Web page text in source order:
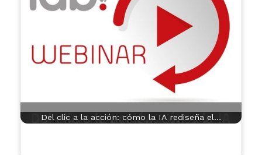
Del clic a la acción: cómo la IA rediseña el…